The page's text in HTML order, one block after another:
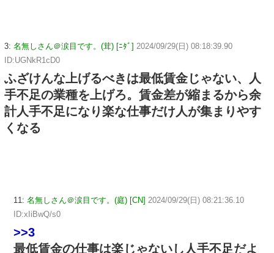
3: 名無しさん＠涙目です。(茸) [ﾆﾀﾞ] 2024/09/29(日) 08:18:39.90
ID:UGNkR1cD0
ふざけんな上げるべきは最低賃金じゃない、人
手不足の業種を上げろ。賃金差が縮まるから余
計人手不足になり楽な仕事だけ人が集まりやす
くなる
11: 名無しさん＠涙目です。(庭) [CN] 2024/09/29(日) 08:21:36.10
ID:xIiBwQ/s0
>>3
最低賃金の仕事は楽じゃないし人手不足だよ